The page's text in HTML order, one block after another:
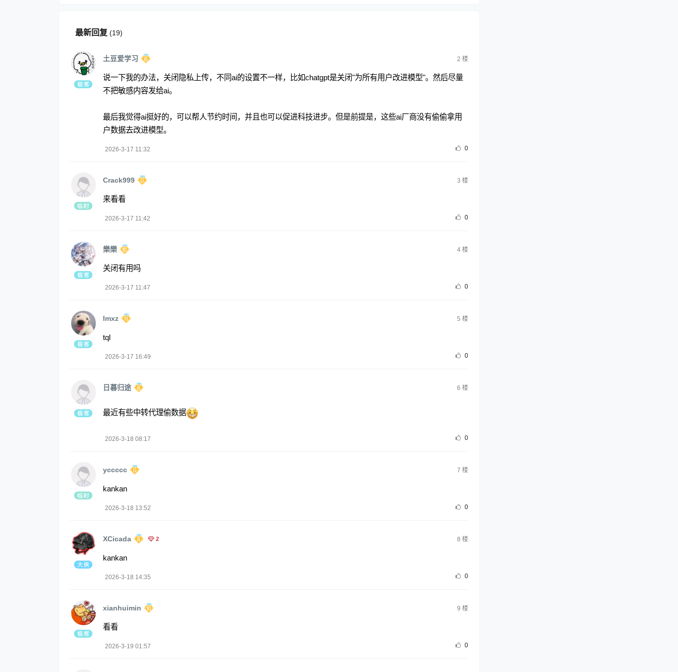
最新回复 (19)
土豆爱学习 2 楼
说一下我的办法，关闭隐私上传，不同ai的设置不一样，比如chatgpt是关闭"为所有用户改进模型"。然后尽量
不把敏感内容发给ai。
最后我觉得ai挺好的，可以帮人节约时间，并且也可以促进科技进步。但是前提是，这些ai厂商没有偷偷拿用
户数据去改进模型。
2026-3-17 11:32 0
Crack999 3 楼
来看看
2026-3-17 11:42 0
樂樂 4 楼
关闭有用吗
2026-3-17 11:47 0
Imxz 5 楼
tql
2026-3-17 16:49 0
日暮归途 6 楼
最近有些中转代理偷数据
2026-3-18 08:17 0
yccccc 7 楼
kankan
2026-3-18 13:52 0
XCicada 2 8 楼
kankan
2026-3-18 14:35 0
xianhuimin 9 楼
看看
2026-3-19 01:57 0